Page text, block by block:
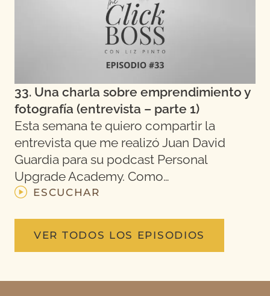
33. Una charla sobre emprendimiento y
fotografía (entrevista – parte 1)
Esta semana te quiero compartir la
entrevista que me realizó Juan David
Guardia para su podcast Personal
Upgrade Academy. Como…
ESCUCHAR
VER TODOS LOS EPISODIOS